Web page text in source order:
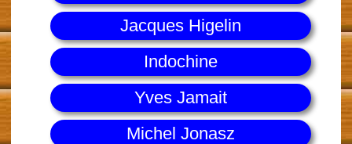
Jacques Higelin
Indochine
Yves Jamait
Michel Jonasz